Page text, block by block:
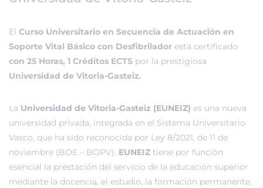
El Curso Universitario en Secuencia de Actuación en
Soporte Vital Básico con Desfibrilador está certificado
con 25 Horas, 1 Créditos ECTS por la prestigiosa
Universidad de Vitoria-Gasteiz.
La Universidad de Vitoria-Gasteiz (EUNEIZ) es una nueva
universidad privada, integrada en el Sistema Universitario
Vasco, que ha sido reconocida por Ley 8/2021, de 11 de
noviembre (BOE – BOPV). EUNEIZ tiene por función
esencial la prestación del servicio de la educación superior
mediante la docencia, el estudio, la formación permanente,